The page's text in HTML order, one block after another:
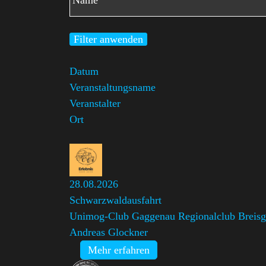
Filter anwenden
Datum
Veranstaltungsname
Veranstalter
Ort
28.08.2026
Schwarzwaldausfahrt
Unimog-Club Gaggenau Regionalclub
Andreas Glockner
Mehr erfahren